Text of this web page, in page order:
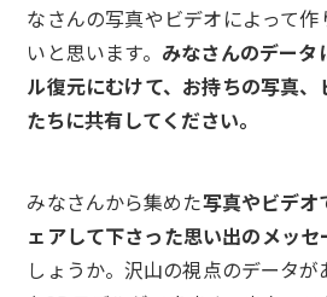
なさんの写真やビデオによって
いと思います。 みなさんのデータ
ル復元にむけて、お持ちの写真
たちに共有してください。
みなさんから集めた写真やビデオ
ェアして下さった思い出のメッセ
しょうか。沢山の視点のデータ